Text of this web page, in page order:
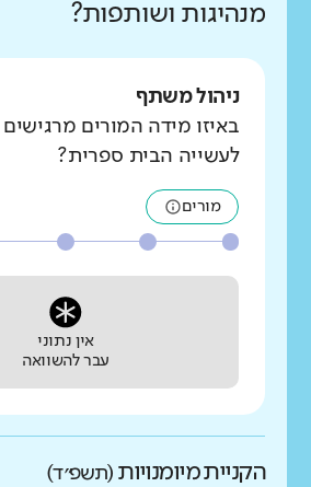
מנהיגות ושותפות?
ניהול משתף
באיזו מידה המורים
לעשייה הבית ספרית?
מורים
אין נתוני
עבר להשוואה
הקניית מיומנויות (תשפ״ד)